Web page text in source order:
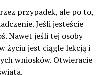
przypadek, ale po to,
Jeśli jesteście
Nawet jeśli tej osoby
życiu jest ciągle lekcją i
wniosków. Otwieracie